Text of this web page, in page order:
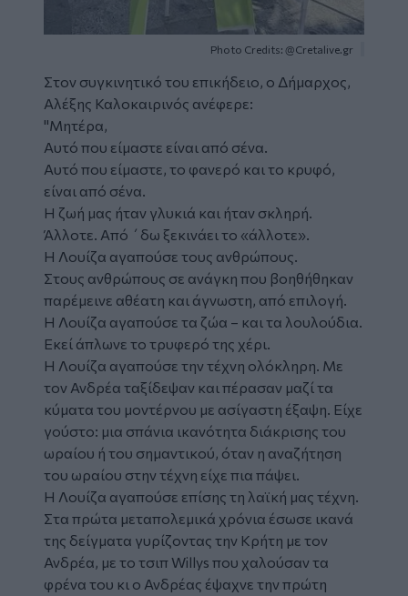
Photo Credits: @Cretalive.gr
Στον συγκινητικό του επικήδειο, ο Δήμαρχος,
Αλέξης Καλοκαιρινός ανέφερε:
"Μητέρα,
Αυτό που είμαστε είναι από σένα.
Αυτό που είμαστε, το φανερό και το κρυφό,
είναι από σένα.
Η ζωή μας ήταν γλυκιά και ήταν σκληρή.
Άλλοτε. Από ΄δω ξεκινάει το «άλλοτε».
Η Λουίζα αγαπούσε τους ανθρώπους.
Στους ανθρώπους σε ανάγκη που βοηθήθηκαν
παρέμεινε αθέατη και άγνωστη, από επιλογή.
Η Λουίζα αγαπούσε τα ζώα – και τα λουλούδια.
Εκεί άπλωνε το τρυφερό της χέρι.
Η Λουίζα αγαπούσε την τέχνη ολόκληρη. Με
τον Ανδρέα ταξίδεψαν και πέρασαν μαζί τα
κύματα του μοντέρνου με ασίγαστη έξαψη. Είχε
γούστο: μια σπάνια ικανότητα διάκρισης του
ωραίου ή του σημαντικού, όταν η αναζήτηση
του ωραίου στην τέχνη είχε πια πάψει.
Η Λουίζα αγαπούσε επίσης τη λαϊκή μας τέχνη.
Στα πρώτα μεταπολεμικά χρόνια έσωσε ικανά
της δείγματα γυρίζοντας την Κρήτη με τον
Ανδρέα, με το τσιπ Willys που χαλούσαν τα
φρένα του κι ο Ανδρέας έψαχνε την πρώτη